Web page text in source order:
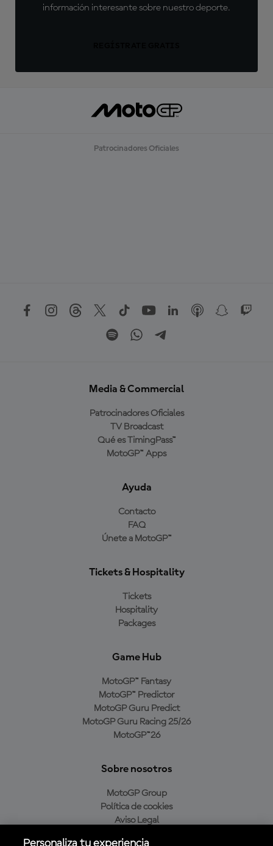
información interesante sobre nuestro deporte.
Patrocinadores Oficiales
Media & Commercial
Patrocinadores Oficiales
TV Broadcast
Qué es TimingPass™
MotoGP™ Apps
Ayuda
Contacto
FAQ
Únete a MotoGP™
Tickets & Hospitality
Tickets
Hospitality
Packages
Game Hub
MotoGP™ Fantasy
MotoGP™ Predictor
MotoGP Guru Predict
MotoGP Guru Racing 25/26
MotoGP™26
Sobre nosotros
MotoGP Group
Política de cookies
Aviso Legal